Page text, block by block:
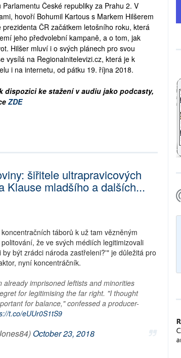
České republiky za Prahu 2. V
hovoří Bohumil Kartous s Markem Hilšerem
ČR začátkem letošního roku, která
jeho předvolební kampaně, a o tom, jak
Hilšer mluví i o svých plánech pro svou
vysílá na Regionalnitelevizi.cz, která je k
i na internetu, od pátku 19. října 2018.
ke stažení v audiu jako podcasty,
ZDE
šiřitele ultrapravicových
Klause mladšího a dalších...
táborů k už tam vězněným
že ve svých médiích legitimizovali
být zrádci národa zastřeleni?'" je důležitá pro
nyní koncentráčník.
imprisoned leftists and minorities
for legitimising the far right. "I thought
for balance," confessed a producer-
t.co/eUUr0S1tS9
October 23, 2018